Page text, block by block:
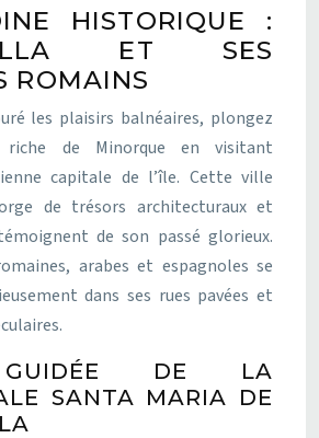
HISTORIQUE :
ET SES
ROMAINS
les plaisirs balnéaires, plongez
riche de Minorque en visitant
capitale de l’île. Cette ville
de trésors architecturaux et
de son passé glorieux.
arabes et espagnoles se
dans ses rues pavées et
DE LA
SANTA MARIA DE